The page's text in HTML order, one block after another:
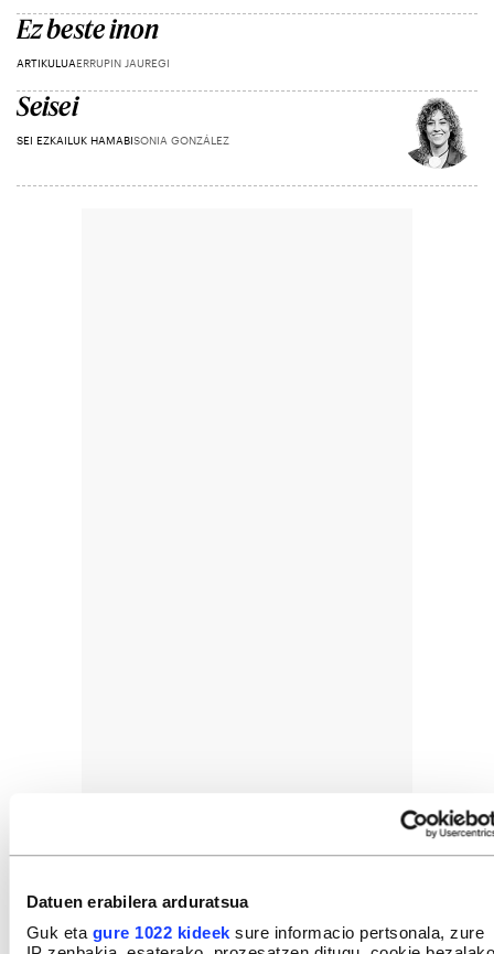
Datuen erabilera arduratsua
Guk eta gure 1022 kideek sure informacio pertsonala, zure
Ez beste inon
ARTIKULUAERRUPIN JAUREGI
Seisei
SEI EZKAILUK HAMABISONIA GONZÁLEZ